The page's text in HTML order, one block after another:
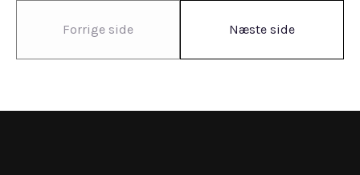
Forrige side Næste side